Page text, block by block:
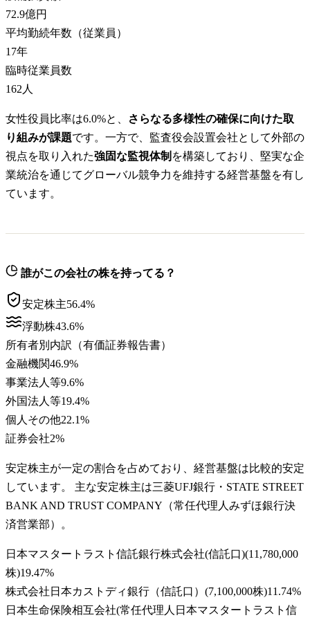
72.9億円
平均勤続年数（従業員）
17年
臨時従業員数
162 人
女性役員比率は6.0%と、
さらなる多様性の確保に向けた取
り組みが課題です。一方で、監査役会設置会社として外部の
視点を取り入れた強固な監視体制 を構築しており、堅実な企
業統治を通じてグローバル競争力を維持する経営基盤を有し
ています。
誰がこの会社の株を持ってる？
安定株主56.4%
浮動株43.6%
所有者別内訳（有価証券報告書）
金融機関46.9%
事業法人等9.6%
外国法人等19.4%
個人その他22.1%
証券会社2%
安定株主が一定の割合を占めており、経営基盤は比較的安定
しています。 主な安定株主は三菱UFJ銀行・STATE STREET
BANK AND TRUST COMPANY（常任代理人みずほ銀行決
済営業部）。
日本マスタートラスト信託銀行株式会社(信託口)(11,780,000
株)19.47%
株式会社日本カストディ銀行（信託口） (7,100,000株)11.74%
日本生命保険相互会社(常任代理人日本マスタートラスト信